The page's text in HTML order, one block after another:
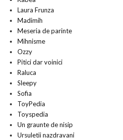
Laura Frunza
Madimih
Meseria de parinte
Mihnisme
Ozzy
Pitici dar voinici
Raluca
Sleepy
Sofia
ToyPedia
Toyspedia
Un graunte de nisip
Ursuletii nazdravani